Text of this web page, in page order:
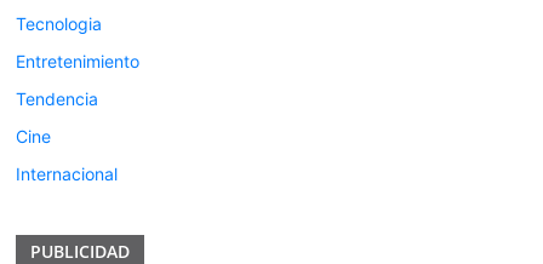
Tecnologia
Entretenimiento
Tendencia
Cine
Internacional
PUBLICIDAD